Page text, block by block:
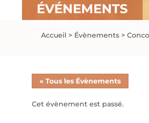
ÉVÉNEMENTS
Accueil > Évènements >
« Tous les Évènements
Cet évènement est passé.